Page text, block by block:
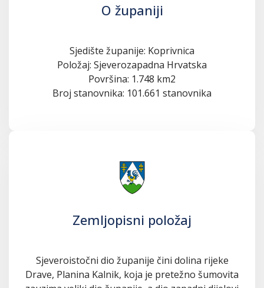
O županiji
Sjedište županije: Koprivnica
Položaj: Sjeverozapadna Hrvatska
Površina: 1.748 km2
Broj stanovnika: 101.661 stanovnika
Zemljopisni položaj
Sjeveroistočni dio županije čini dolina rijeke
Drave, Planina Kalnik, koja je pretežno šumovita